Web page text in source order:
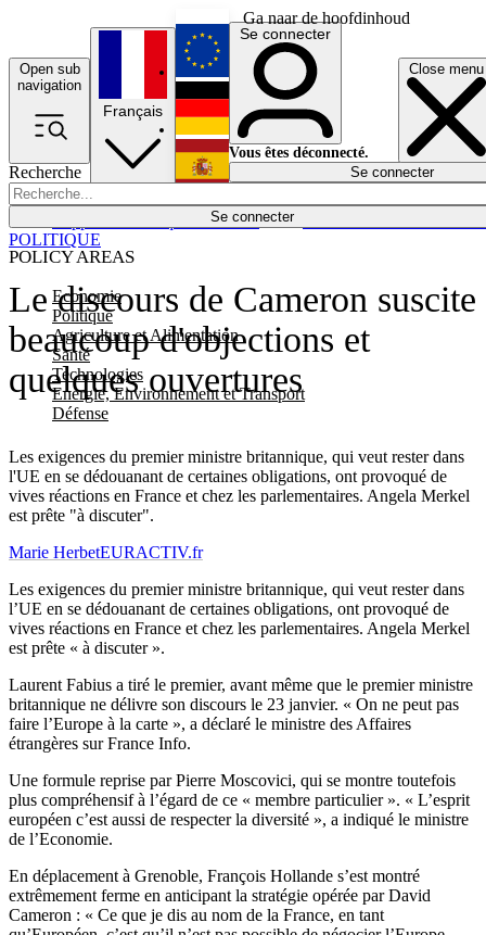
Ga naar de hoofdinhoud
Open sub
navigation
Close menu
Recherche
Se connecter
POLICY AREAS
Economie
Politique
Agriculture et Alimentation
Santé
Technologies
Energie, Environnement et Transport
Défense
Économie
Français
English
Deutsch
Español
Se connecter
Vous êtes déconnecté.
Se connecter
Le discours de Cameron suscite
beaucoup d'objections et
quelques ouvertures
Les exigences du premier ministre britannique, qui veut rester dans
l'UE en se dédouanant de certaines obligations, ont provoqué de
vives réactions en France et chez les parlementaires. Angela Merkel
est prête "à discuter".
POLITIQUE
Marie HerbetEURACTIV.fr
Les exigences du premier ministre britannique, qui veut rester dans
l’UE en se dédouanant de certaines obligations, ont provoqué de
vives réactions en France et chez les parlementaires. Angela Merkel
est prête « à discuter ».
Laurent Fabius a tiré le premier, avant même que le premier ministre
britannique ne délivre son discours le 23 janvier. « On ne peut pas
faire l’Europe à la carte », a déclaré le ministre des Affaires
étrangères sur France Info.
Une formule reprise par Pierre Moscovici, qui se montre toutefois
plus compréhensif à l’égard de ce « membre particulier ». « L’esprit
européen c’est aussi de respecter la diversité », a indiqué le ministre
de l’Economie.
En déplacement à Grenoble, François Hollande s’est montré
extrêmement ferme en anticipant la stratégie opérée par David
Cameron : « Ce que je dis au nom de la France, en tant